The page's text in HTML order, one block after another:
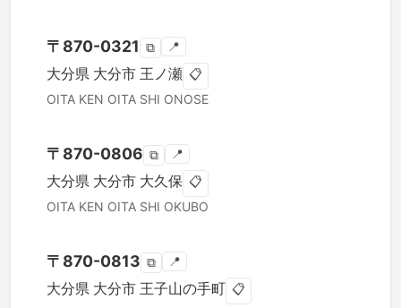
〒 870-0321 ⧉ 📍
大分県 大分市 王ノ瀬 📋
OITA KEN OITA SHI ONOSE
〒 870-0806 ⧉ 📍
大分県 大分市 大久保 📋
OITA KEN OITA SHI OKUBO
〒 870-0813 ⧉ 📍
大分県 大分市 王子山の手町 📋